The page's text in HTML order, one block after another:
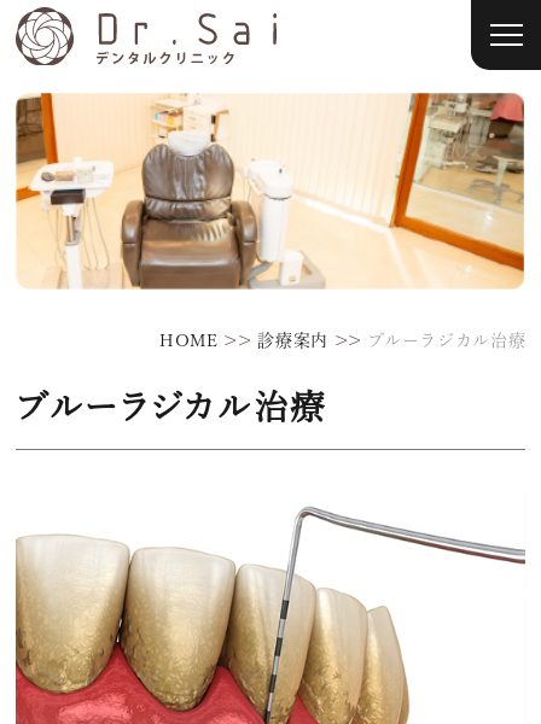
HOME >>診療案内 >> ブルーラジカル治療
ブルーラジカル治療